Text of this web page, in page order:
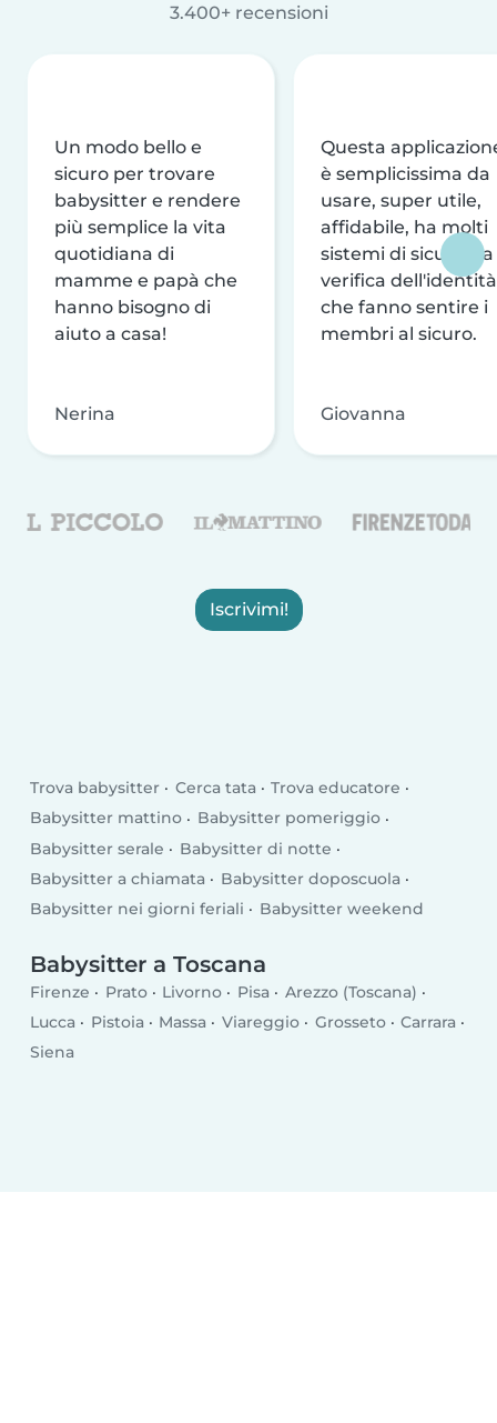
3.400+ recensioni
Un modo bello e
sicuro per trovare
babysitter e rendere
più semplice la vita
quotidiana di
mamme e papà che
hanno bisogno di
aiuto a casa!
Nerina
Questa
è semplicissima da
usare, super utile,
affidabile, ha molti
sistemi di sicurezza
verifica dell'identità
che fanno sentire i
membri al sicuro.
Giovanna
Iscrivimi!
Trova babysitter Cerca tata
Trova educatore
Babysitter mattino
Babysitter pomeriggio
Babysitter serale
Babysitter di notte
Babysitter a chiamata
Babysitter doposcuola
Babysitter nei giorni feriali
Babysitter weekend
Babysitter a Toscana
Firenze Prato Livorno Pisa
Arezzo (Toscana)
Lucca
Pistoia Massa Viareggio Grosseto
Carrara
Siena